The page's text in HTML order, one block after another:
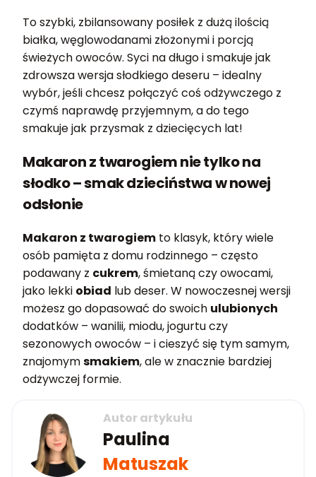
To szybki, zbilansowany posiłek z dużą ilością
białka, węglowodanami złożonymi i porcją
świeżych owoców. Syci na długo i smakuje jak
zdrowsza wersja słodkiego deseru – idealny
wybór, jeśli chcesz połączyć coś odżywczego z
czymś naprawdę przyjemnym, a do tego
smakuje jak przysmak z dziecięcych lat!
Makaron z twarogiem nie tylko na
słodko – smak dzieciństwa w nowej
odsłonie
Makaron z twarogiem to klasyk, który wiele
osób pamięta z domu rodzinnego – często
podawany z cukrem, śmietaną czy owocami,
jako lekki obiad lub deser. W nowoczesnej wersji
możesz go dopasować do swoich ulubionych
dodatków – wanilii, miodu, jogurtu czy
sezonowych owoców – i cieszyć się tym samym,
znajomymsmakiem, ale w znacznie bardziej
odżywczej formie.
Autor artykułu
Paulina
Matuszak